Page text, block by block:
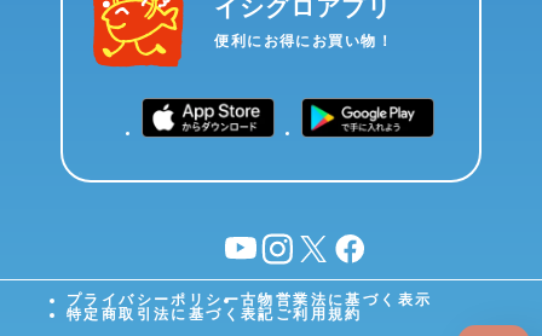
イシグロアプリ
便利にお得にお買い物！
YouTubeinstagram
X facebook
プライバシーポリシー古物営業法に基づく表示
特定商取引法に基づく表記 ご利用規約